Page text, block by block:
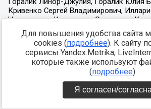
Для повышения удобства сайта
cookies (подробнее). К сайту
сервисы Yandex.Metrika,
которые также используют
(подробнее).
Я согласен/согласна